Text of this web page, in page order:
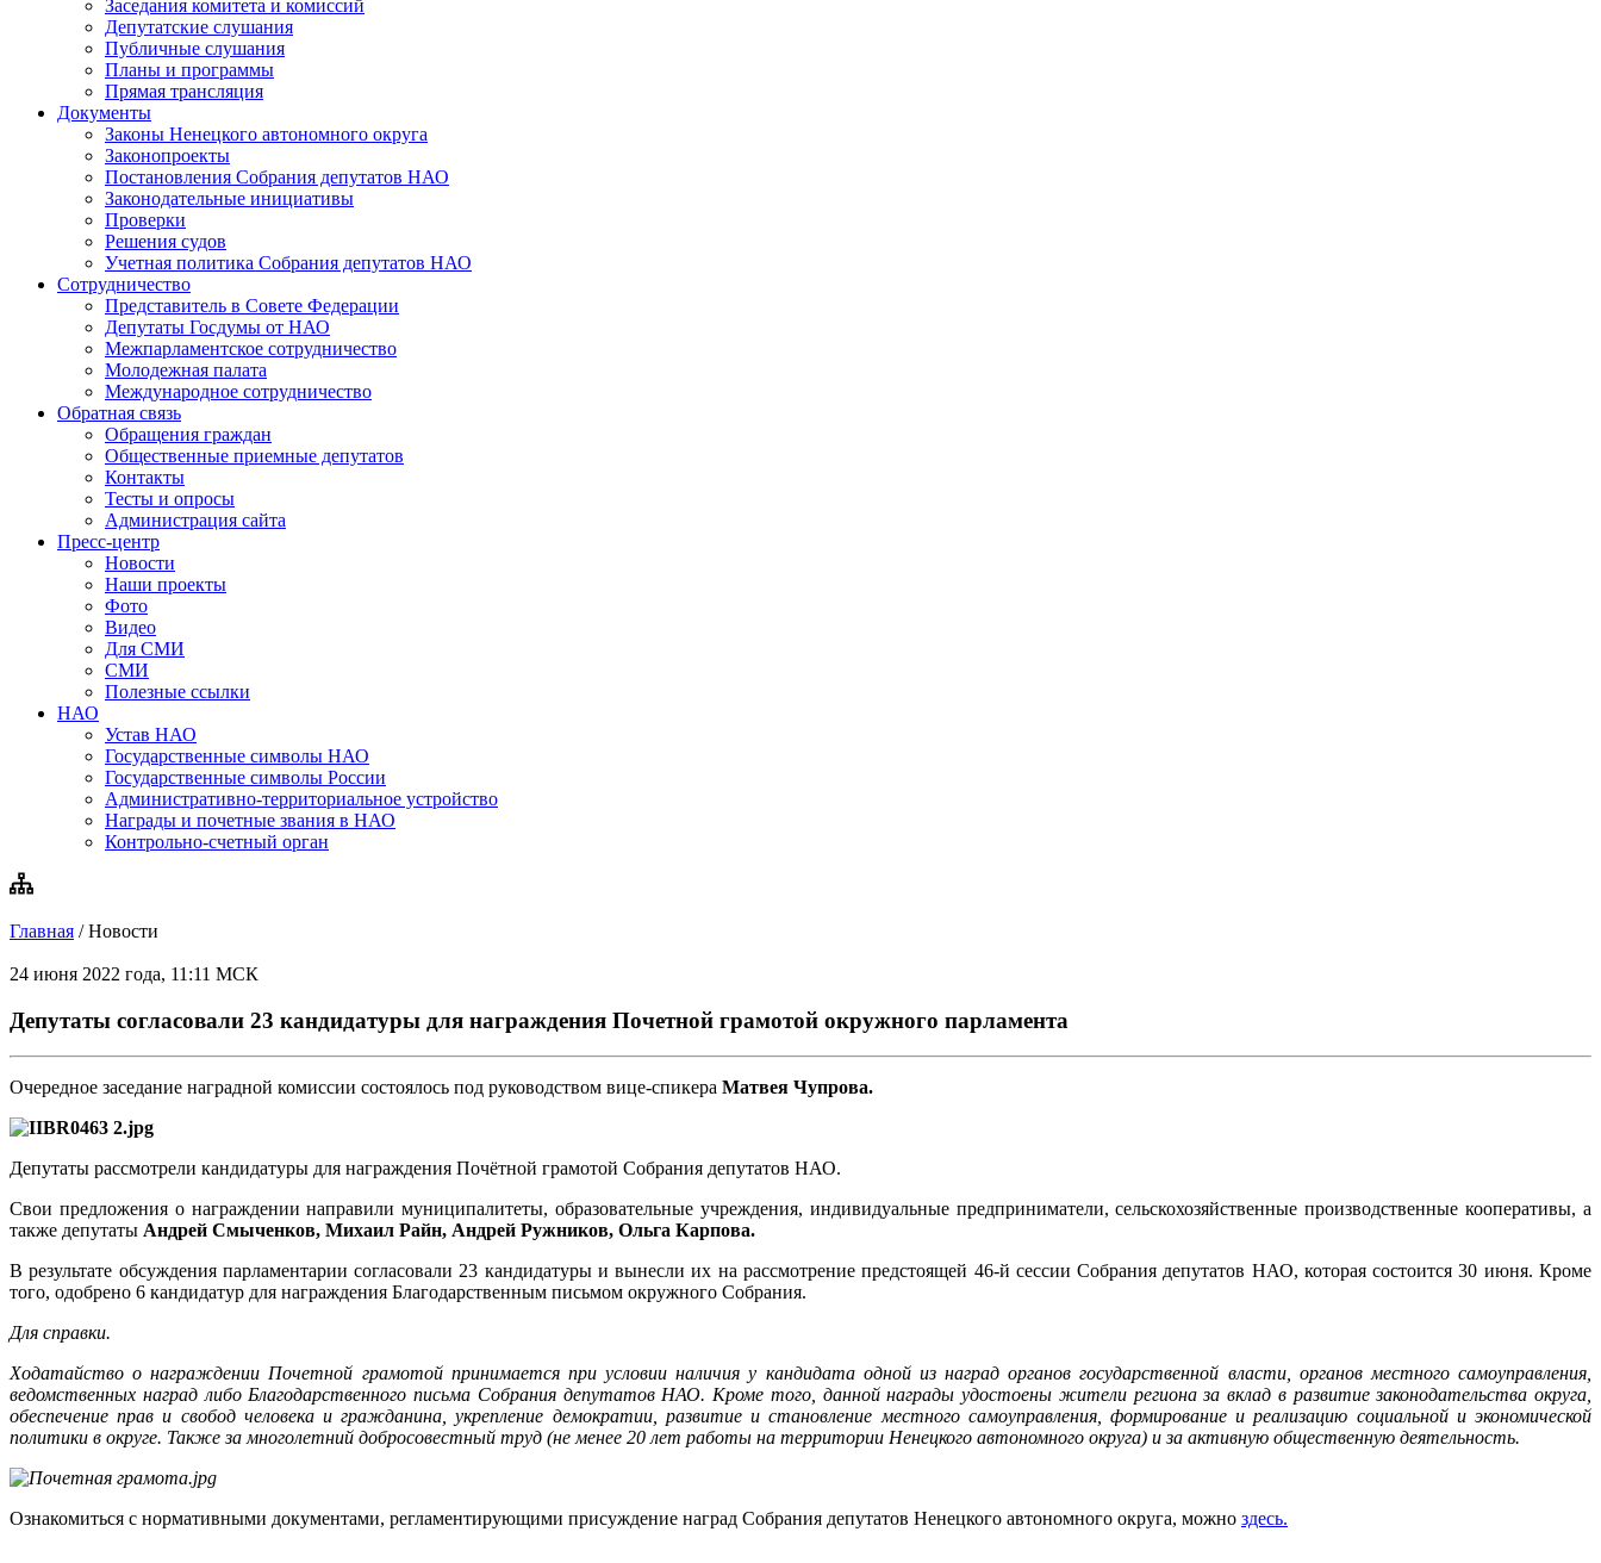
Заседания комитета и комиссий
Депутатские слушания
Публичные слушания
Планы и программы
Прямая трансляция
Документы
Законы Ненецкого автономного округа
Законопроекты
Постановления Собрания депутатов НАО
Законодательные инициативы
Проверки
Решения судов
Учетная политика Собрания депутатов НАО
Сотрудничество
Представитель в Совете Федерации
Депутаты Госдумы от НАО
Межпарламентское сотрудничество
Молодежная палата
Международное сотрудничество
Обратная cвязь
Обращения граждан
Общественные приемные депутатов
Контакты
Тесты и опросы
Администрация сайта
Пресс-центр
Новости
Наши проекты
Фото
Видео
Для СМИ
СМИ
Полезные ссылки
НАО
Устав НАО
Государственные символы НАО
Государственные символы России
Административно-территориальное устройство
Награды и почетные звания в НАО
Контрольно-счетный орган
Главная /Новости
24 июня 2022 года, 11:11 МСК
Депутаты согласовали 23 кандидатуры для награждения Почетной грамотой окружного парламента
Очередное заседание наградной комиссии состоялось под руководством вице-спикера Матвея Чупрова.
Депутаты рассмотрели кандидатуры для награждения Почётной грамотой Собрания депутатов НАО.
Свои предложения о награждении направили муниципалитеты, образовательные учреждения, индивидуальные предприниматели, сельскохозяйственные производственные кооперативы, а
также депутаты Андрей Смыченков, Михаил Райн, Андрей Ружников, Ольга Карпова.
В результате обсуждения парламентарии согласовали 23 кандидатуры и вынесли их на рассмотрение предстоящей 46-й сессии Собрания депутатов НАО, которая состоится 30 июня. Кроме
того, одобрено 6 кандидатур для награждения Благодарственным письмом окружного Собрания.
Для справки.
Ходатайство о награждении Почетной грамотой принимается при условии наличия у кандидата одной из наград органов государственной власти, органов местного самоуправления,
ведомственных наград либо Благодарственного письма Собрания депутатов НАО. Кроме того, данной награды удостоены жители региона за вклад в развитие законодательства округа,
обеспечение прав и свобод человека и гражданина, укрепление демократии, развитие и становление местного самоуправления, формирование и реализацию социальной и экономической
политики в округе. Также за многолетний добросовестный труд (не менее 20 лет работы на территории Ненецкого автономного округа) и за активную общественную деятельность.
Ознакомиться с нормативными документами, регламентирующими присуждение наград Собрания депутатов Ненецкого автономного округа, можно здесь.